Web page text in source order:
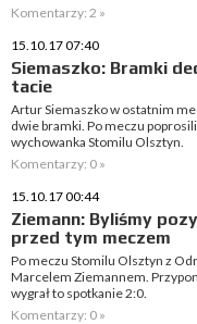
Komentarzy: 2 »
15.10.17 07:40
Siemaszko: Bramki
tacie
Artur Siemaszko w ostatnim
dwie bramki. Po meczu
wychowanka Stomilu Olsztyn.
Komentarzy: 0 »
15.10.17 00:44
Ziemann: Byliśmy
przed tym meczem
Po meczu Stomilu Olsztyn z
Marcelem Ziemannem.
wygrał to spotkanie 2:0.
Komentarzy: 0 »